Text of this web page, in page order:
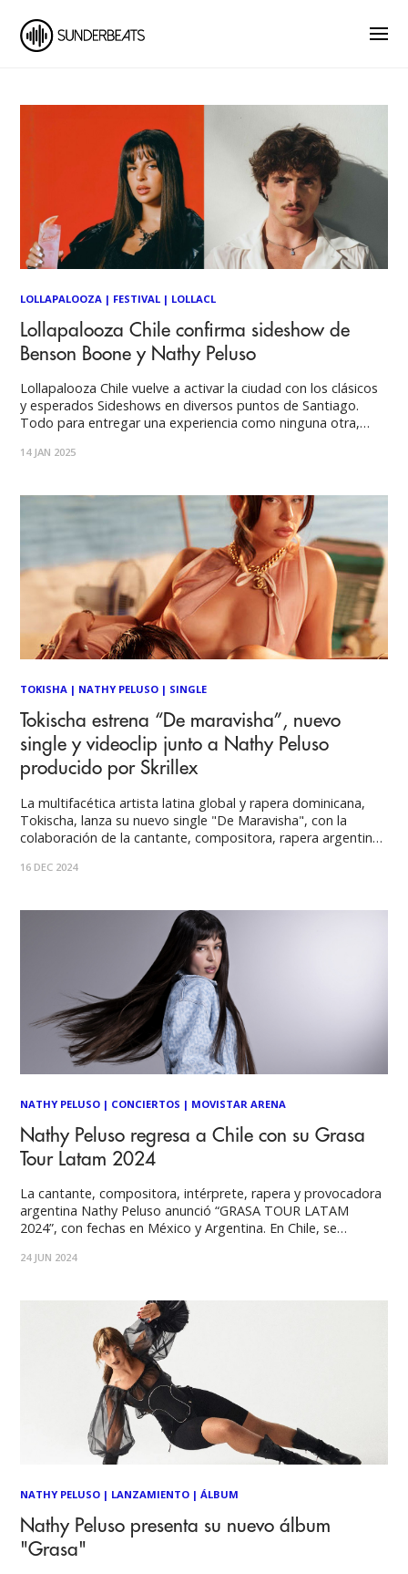
LOLLAPALOOZA | FESTIVAL | LOLLACL
Lollapalooza Chile confirma sideshow de
Benson Boone y Nathy Peluso
Lollapalooza Chile vuelve a activar la ciudad con los clásicos
y esperados Sideshows en diversos puntos de Santiago.
Todo para entregar una experiencia como ninguna otra,
globales. A los ya anunciados, Tate MacRae, Inhaler, Girl In
14 JAN 2025
TOKISHA | NATHY PELUSO | SINGLE
Tokischa estrena “De maravisha”, nuevo
single y videoclip junto a Nathy Peluso
producido por Skrillex
La multifacética artista latina global y rapera dominicana,
Tokischa, lanza su nuevo single "De Maravisha", con la
colaboración de la cantante, compositora, rapera argentina
muestran en el videoclip sus fuerzas sin complejos y su
16 DEC 2024
NATHY PELUSO | CONCIERTOS | MOVISTAR ARENA
Nathy Peluso regresa a Chile con su Grasa
Tour Latam 2024
La cantante, compositora, intérprete, rapera y provocadora
argentina Nathy Peluso anunció “GRASA TOUR LATAM
2024”, con fechas en México y Argentina. En Chile, se
Entradas a la venta desde el 28 de junio a las 10 am en
24 JUN 2024
NATHY PELUSO | LANZAMIENTO |ÁLBUM
Nathy Peluso presenta su nuevo álbum
"Grasa"